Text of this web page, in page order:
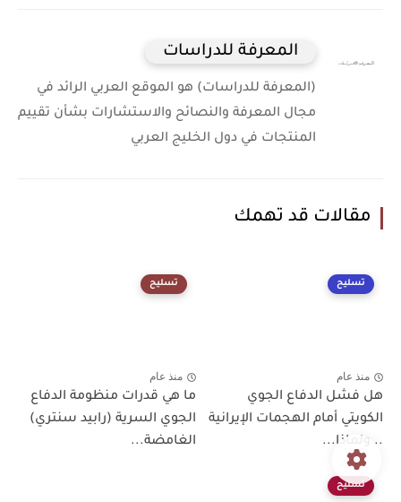
المعرفة للدراسات
(المعرفة للدراسات) هو الموقع العربي الرائد في
مجال المعرفة والنصائح والاستشارات بشأن تقييم
المنتجات في دول الخليج العربي
مقالات قد تهمك
تسليح
منذ عام
هل فشل الدفاع الجوي
الكويتي أمام الهجمات الإيرانية
.. ولماذا...
تسليح
منذ عام
ما هي قدرات منظومة الدفاع
الجوي السرية (رابيد سنتري)
الغامضة...
تسليح